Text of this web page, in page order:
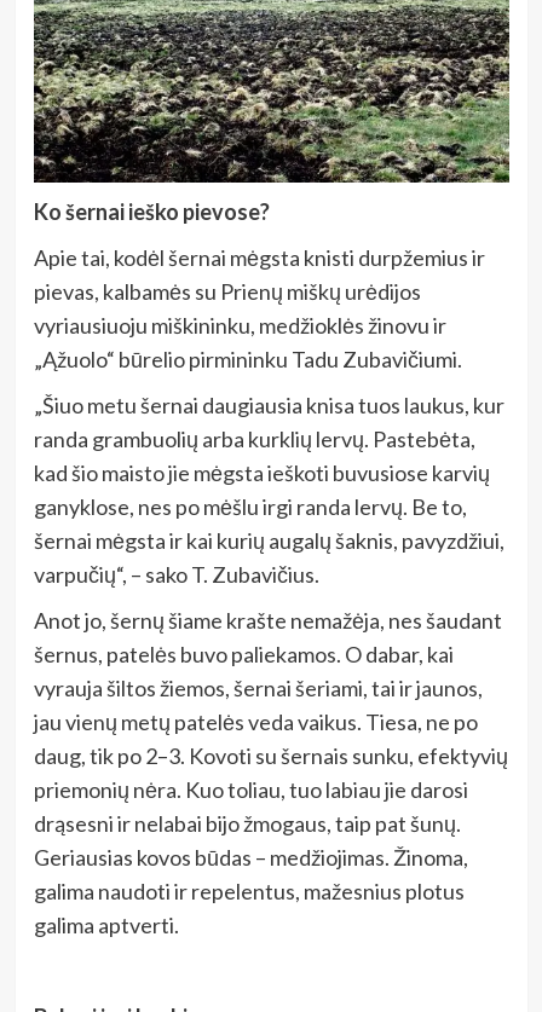
Ko šernai ieško pievose?
Apie tai, kodėl šernai mėgsta knisti durpžemius ir
pievas, kalbamės su Prienų miškų urėdijos
vyriausiuoju miškininku, medžioklės žinovu ir
„Ąžuolo“ būrelio pirmininku Tadu Zubavičiumi.
„Šiuo metu šernai daugiausia knisa tuos laukus, kur
randa grambuolių arba kurklių lervų. Pastebėta,
kad šio maisto jie mėgsta ieškoti buvusiose karvių
ganyklose, nes po mėšlu irgi randa lervų. Be to,
šernai mėgsta ir kai kurių augalų šaknis, pavyzdžiui,
varpučių“, – sako T. Zubavičius.
Anot jo, šernų šiame krašte nemažėja, nes šaudant
šernus, patelės buvo paliekamos. O dabar, kai
vyrauja šiltos žiemos, šernai šeriami, tai ir jaunos,
jau vienų metų patelės veda vaikus. Tiesa, ne po
daug, tik po 2–3. Kovoti su šernais sunku, efektyvių
priemonių nėra. Kuo toliau, tuo labiau jie darosi
drąsesni ir nelabai bijo žmogaus, taip pat šunų.
Geriausias kovos būdas – medžiojimas. Žinoma,
galima naudoti ir repelentus, mažesnius plotus
galima aptverti.